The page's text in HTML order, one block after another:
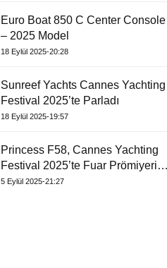
Euro Boat 850 C Center Console
– 2025 Model
18 Eylül 2025-20:28
Sunreef Yachts Cannes Yachting
Festival 2025’te Parladı
18 Eylül 2025-19:57
Princess F58, Cannes Yachting
Festival 2025’te Fuar Prömiyerini
Yapıyor
5 Eylül 2025-21:27